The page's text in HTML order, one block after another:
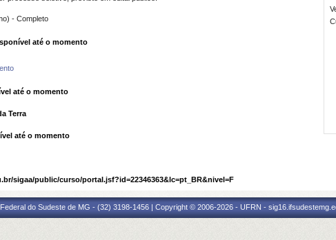
- Completo
até o momento
até o momento
Terra
até o momento
sigaa/public/curso/portal.jsf?id=22346363&lc=pt_BR&nivel=F
do Sudeste de MG - (32) 3198-1456 | Copyright © 2006-2026 - UFRN -